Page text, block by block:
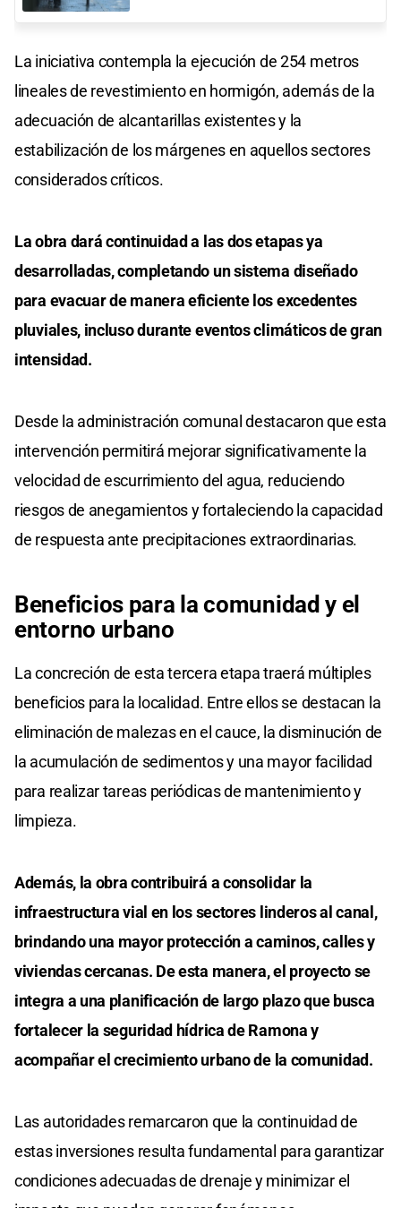
La iniciativa contempla la ejecución de 254 metros
lineales de revestimiento en hormigón, además de la
adecuación de alcantarillas existentes y la
estabilización de los márgenes en aquellos sectores
considerados críticos.
La obra dará continuidad a las dos etapas ya
desarrolladas, completando un sistema diseñado
para evacuar de manera eficiente los excedentes
pluviales, incluso durante eventos climáticos de gran
intensidad.
Desde la administración comunal destacaron que esta
intervención permitirá mejorar significativamente la
velocidad de escurrimiento del agua, reduciendo
riesgos de anegamientos y fortaleciendo la capacidad
de respuesta ante precipitaciones extraordinarias.
Beneficios para la comunidad y el
entorno urbano
La concreción de esta tercera etapa traerá múltiples
beneficios para la localidad. Entre ellos se destacan la
eliminación de malezas en el cauce, la disminución de
la acumulación de sedimentos y una mayor facilidad
para realizar tareas periódicas de mantenimiento y
limpieza.
Además, la obra contribuirá a consolidar la
infraestructura vial en los sectores linderos al canal,
brindando una mayor protección a caminos, calles y
viviendas cercanas. De esta manera, el proyecto se
integra a una planificación de largo plazo que busca
fortalecer la seguridad hídrica de Ramona y
acompañar el crecimiento urbano de la comunidad.
Las autoridades remarcaron que la continuidad de
estas inversiones resulta fundamental para garantizar
condiciones adecuadas de drenaje y minimizar el